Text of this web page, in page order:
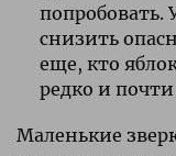
попробовать.
снизить
еще, кто
редко и
Маленькие